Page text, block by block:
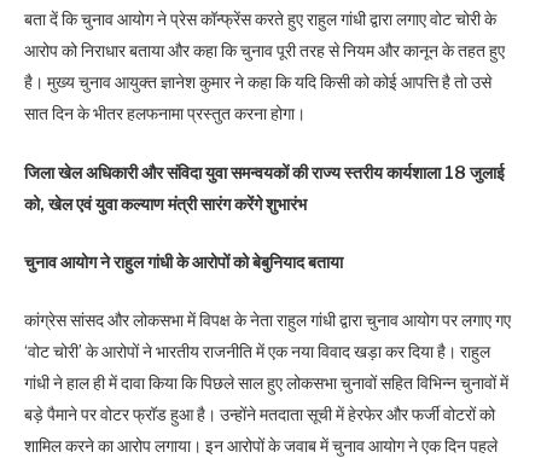
बता दें कि चुनाव आयोग ने प्रेस कॉन्फ्रेंस करते हुए राहुल गांधी द्वारा लगाए वोट चोरी के
आरोप को निराधार बताया और कहा कि चुनाव पूरी तरह से नियम और कानून के तहत हुए
है। मुख्य चुनाव आयुक्त ज्ञानेश कुमार ने कहा कि यदि किसी को कोई आपत्ति है तो उसे
सात दिन के भीतर हलफनामा प्रस्तुत करना होगा।
जिला खेल अधिकारी और संविदा युवा समन्वयकों की राज्य स्तरीय कार्यशाला 18 जुलाई
को, खेल एवं युवा कल्याण मंत्री सारंग करेंगे शुभारंभ
चुनाव आयोग ने राहुल गांधी के आरोपों को बेबुनियाद बताया
कांग्रेस सांसद और लोकसभा में विपक्ष के नेता राहुल गांधी द्वारा चुनाव आयोग पर लगाए गए
‘वोट चोरी’ के आरोपों ने भारतीय राजनीति में एक नया विवाद खड़ा कर दिया है। राहुल
गांधी ने हाल ही में दावा किया कि पिछले साल हुए लोकसभा चुनावों सहित विभिन्न चुनावों में
बड़े पैमाने पर वोटर फ्रॉड हुआ है। उन्होंने मतदाता सूची में हेरफेर और फर्जी वोटरों को
शामिल करने का आरोप लगाया। इन आरोपों के जवाब में चुनाव आयोग ने एक दिन पहले